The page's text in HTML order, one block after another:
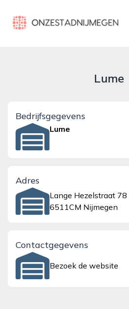
onzestadnijmegen.nl
Lume
Bedrijfsgegevens
Lume
Adres
Lange Hezelstraat 78
6511CM Nijmegen
Contactgegevens
Bezoek de website